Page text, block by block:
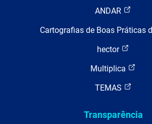
ANDAR
Cartografias de Boas Práticas
hector
Multiplica
TEMAS
Transparência